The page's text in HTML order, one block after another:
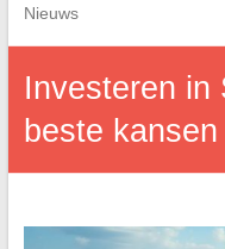
Nieuws
Investeren in
beste